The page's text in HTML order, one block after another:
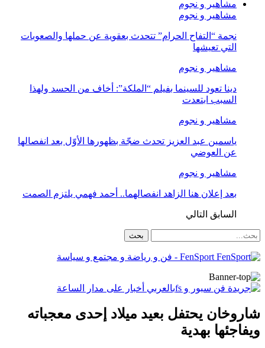
مشاهير و نجوم
مشاهير و نجوم
نجمة “التفاح الحرام” تتحدث بعقوية عن حملها والصعوبات
التي تعيشها
مشاهير و نجوم
دينا تعود للسينما بفيلم “الملكة”: أخاف من الحسد ولهذا
السبب ابتعدت
مشاهير و نجوم
ياسمين عبد العزيز تحدث ضجّة بظهورها الأوّل بعد انفصالها
عن العوضي
مشاهير و نجوم
بعد إعلان هنا الزاهد انفصالهما.. أحمد فهمي يلتزم الصمت
السابق التالي
FenSport - فن و رياضة و مجتمع و سياسة
شاروخان يحتفل بعيد ميلاد إحدى معجباته
ويفاجئها بهدية